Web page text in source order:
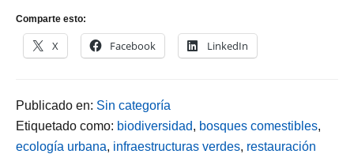
Comparte esto:
X Facebook LinkedIn
Publicado en: Sin categoría
Etiquetado como: biodiversidad, bosques comestibles,
ecología urbana, infraestructuras verdes, restauración